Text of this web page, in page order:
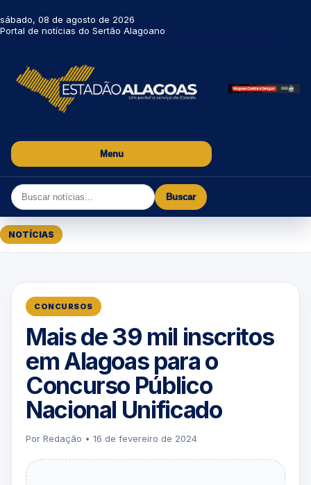
sábado, 08 de agosto de 2026
Portal de notícias do Sertão Alagoano
Menu
Buscar
NOTÍCIAS
CONCURSOS
Mais de 39 mil inscritos
em Alagoas para o
Concurso Público
Nacional Unificado
Por Redação • 16 de fevereiro de 2024